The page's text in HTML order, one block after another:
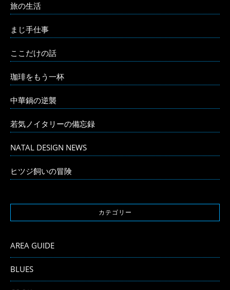
旅の生活
まじ手仕事
ここだけの話
珈琲をもう一杯
中華鍋の逆襲
若気ノイタリーの備忘録
NATAL DESIGN NEWS
ヒツジ飼いの冒険
カテゴリー
AREA GUIDE
BLUES